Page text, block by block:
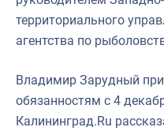
Укрепление духовно-
События в России и
территориального
агентства по
Владимир Зарудный
обязанностям с 4
Калининград.Ru